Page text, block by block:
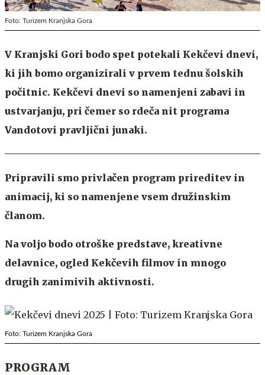
Foto: Turizem Kranjska Gora
V Kranjski Gori bodo spet potekali Kekčevi dnevi,
ki jih bomo organizirali v prvem tednu šolskih
počitnic. Kekčevi dnevi so namenjeni zabavi in
ustvarjanju, pri čemer so rdeča nit programa
Vandotovi pravljični junaki.
Pripravili smo privlačen program prireditev in
animacij, ki so namenjene vsem družinskim
članom.
Na voljo bodo otroške predstave, kreativne
delavnice, ogled Kekčevih filmov in mnogo
drugih zanimivih aktivnosti.
Foto: Turizem Kranjska Gora
PROGRAM